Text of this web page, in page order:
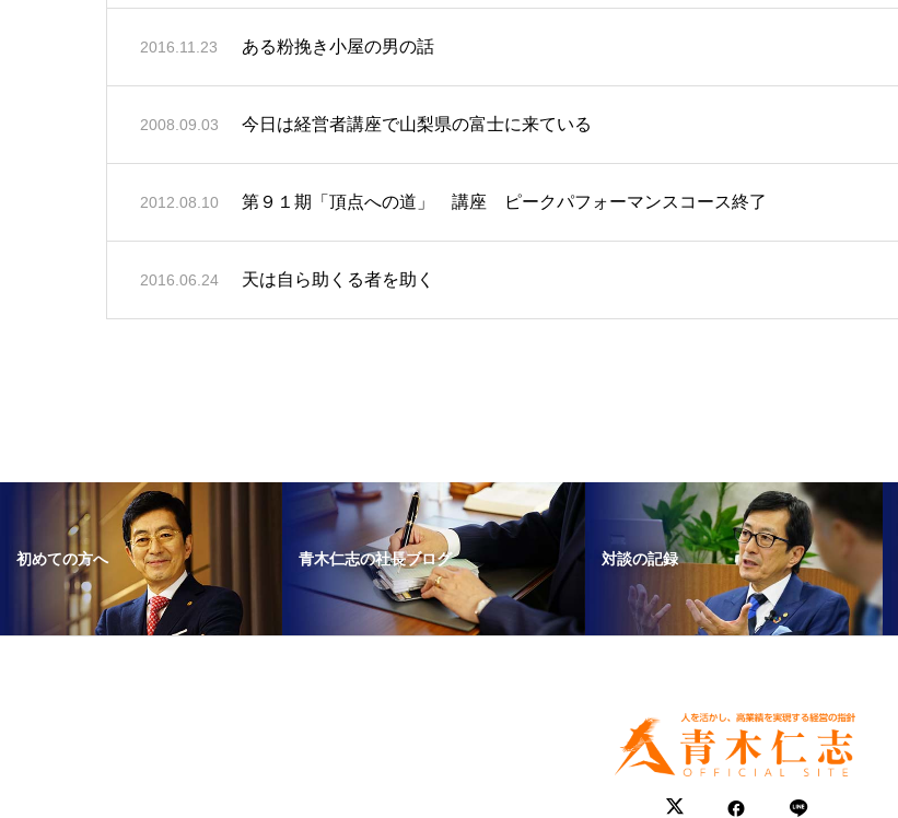
2016.11.23 ある粉挽き小屋の男の話
2008.09.03 今日は経営者講座で山梨県の富士に来ている
2012.08.10 第９１期「頂点への道」 講座 ピークパフォーマンスコース終了
2016.06.24 天は自ら助くる者を助く
初めての方へ 青木仁志の社長ブログ 対談の記録